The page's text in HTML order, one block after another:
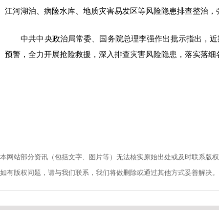
江河湖泊、病险水库、地质灾害易发区等风险隐患排查整治
中共中央政治局常委、国务院总理李强作出批示指出，近
预警，全力开展抢险救援，深入排查灾害风险隐患，落实落
本网站部分资讯（包括文字、图片等）无法核实原始出处或及时联系版
如有版权问题，请与我们联系，我们将做删除或通过其他方式妥善解决。